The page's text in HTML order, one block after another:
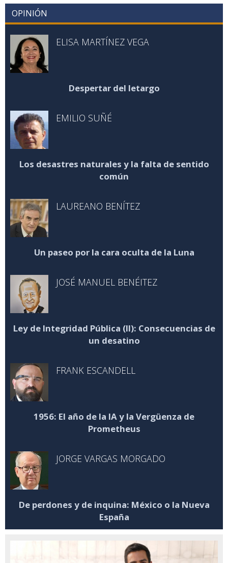
OPINIÓN
ELISA MARTÍNEZ VEGA
Despertar del letargo
EMILIO SUÑÉ
Los desastres naturales y la falta de sentido
común
LAUREANO BENÍTEZ
Un paseo por la cara oculta de la Luna
JOSÉ MANUEL BENÉITEZ
Ley de Integridad Pública (II): Consecuencias de
un desatino
FRANK ESCANDELL
1956: El año de la IA y la Vergüenza de
Prometheus
JORGE VARGAS MORGADO
De perdones y de inquina: México o la Nueva
España